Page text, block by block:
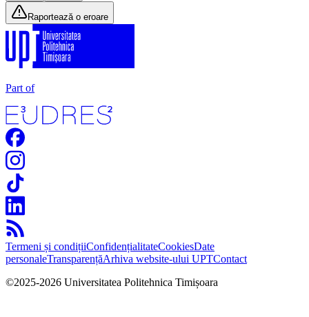
Raportează o eroare
Part of
Termeni și condițiiConfidențialitateCookiesDate
personaleTransparențăArhiva website-ului UPTContact
©2025-2026 Universitatea Politehnica Timișoara